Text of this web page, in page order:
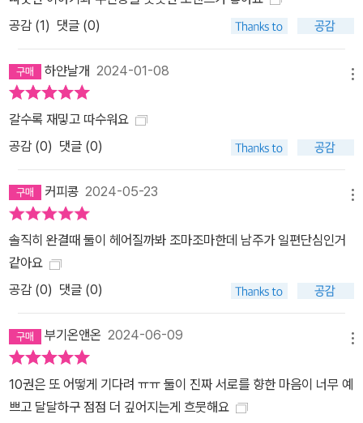
공감 (1) 댓글 (0)
하얀날개 2024-01-08
갈수록 재밓고 따수워요
공감 (0) 댓글 (0)
커피콩 2024-05-23
솔직히 완결때 둘이 헤어질까봐 조마조마한데 남주가 일편단심인거
같아요
공감 (0) 댓글 (0)
부기온앤온 2024-06-09
10권은 또 어떻게 기다려 ㅠㅠ 둘이 진짜 서로를 향한 마음이 너무 예
쁘고 달달하구 점점 더 깊어지는게 흐뭇해요